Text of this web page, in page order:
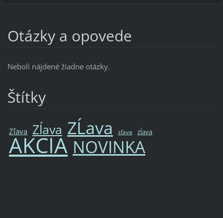
Otázky a opovede
Neboli nájdené žiadne otázky.
Štítky
Zľava Zĺava ZĹava zľava zĺava
AKCIA NOVINKA